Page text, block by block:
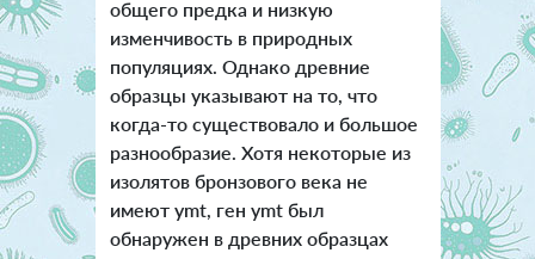
общего предка и низкую
изменчивость в природных
популяциях. Однако древние
образцы указывают на то, что
когда-то существовало и большое
разнообразие. Хотя некоторые из
изолятов бронзового века не
имеют ymt, ген ymt был
обнаружен в древних образцах